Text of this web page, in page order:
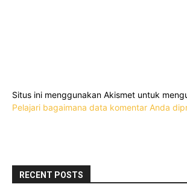
Situs ini menggunakan Akismet untuk
Pelajari bagaimana data komentar Anda
RECENT POSTS